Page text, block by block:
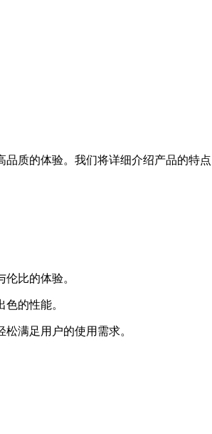
质的体验。我们将详细介绍产品的特
比的体验。
的性能。
满足用户的使用需求。